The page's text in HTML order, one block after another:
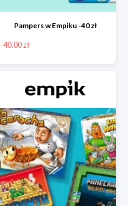
Pampers w Empiku -40 zł
-40.00 zł